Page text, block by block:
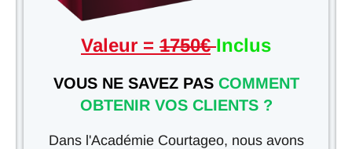
Valeur = 1750€ Inclus
VOUS NE SAVEZ PAS COMMENT
OBTENIR VOS CLIENTS ?
Dans l'Académie Courtageo, nous avons